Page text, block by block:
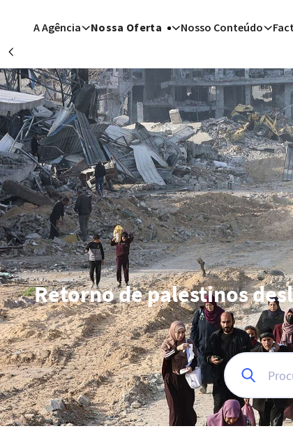
A Agência Nossa Oferta Nosso Conteúdo
Retorno de palestinos